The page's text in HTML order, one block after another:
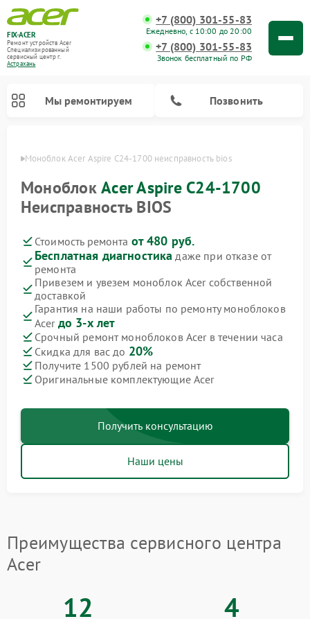
FIX-ACER
Ремонт устройств Acer
Специализированный
cервисный центр г.
Астрахань
+7 (800) 301-55-83
Ежедневно, с 10:00 до 20:00
+7 (800) 301-55-83
Звонок бесплатный по РФ
Мы ремонтируем Позвонить
Моноблок Acer Aspire C24‑1700 неисправность bios
МоноблокAcer Aspire C24‑1700
Неисправность BIOS
Стоимость ремонта от 480 руб.
Бесплатная диагностика даже при отказе от
ремонта
Привезем и увезем моноблок Acer собственной
доставкой
Гарантия на наши работы по ремонту моноблоков
Acer до 3-х лет
Срочный ремонт моноблоков Acer в течении часа
Скидка для вас до 20%
Получите 1500 рублей на ремонт
Оригинальные комплектующие Acer
Получить консультацию
Наши цены
Преимущества сервисного центра
Acer
12 4